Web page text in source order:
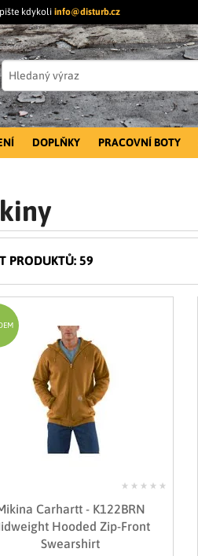
kdykoli info@disturb.cz
DOPLŇKY PRACOVNÍ BOTY
PRODUKTŮ: 59
Carhartt - K122BRN
Hooded Zip-Front
Swearshirt